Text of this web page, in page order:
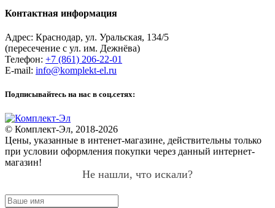
Контактная информация
Адрес: Краснодар, ул. Уральская, 134/5
(пересечение с ул. им. Дежнёва)
Телефон: +7 (861) 206-22-01
E-mail: info@komplekt-el.ru
Подписывайтесь на нас в соц.сетях:
© Комплект-Эл, 2018-2026
Цены, указанные в интенет-магазине, действительны только
при условии оформления покупки через данный интернет-
магазин!
Не нашли, что искали?